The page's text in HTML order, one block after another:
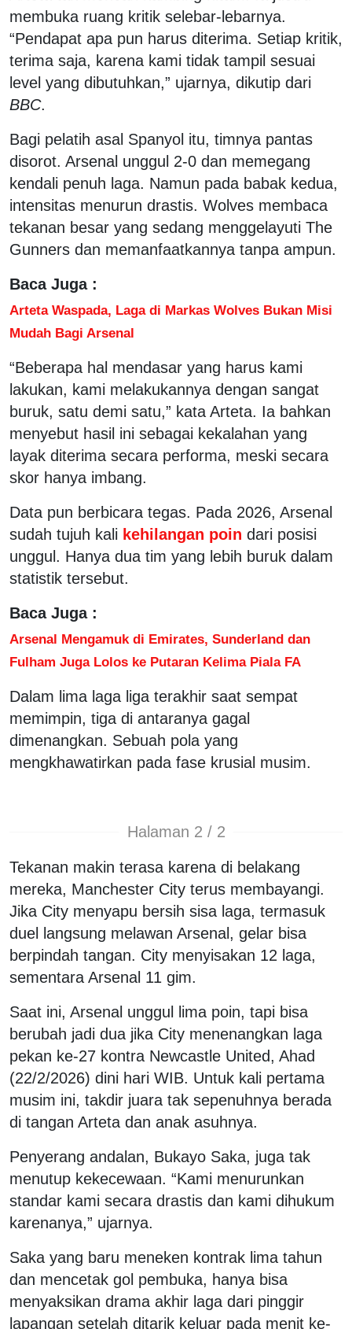
membuka ruang kritik selebar-lebarnya.
“Pendapat apa pun harus diterima. Setiap kritik,
terima saja, karena kami tidak tampil sesuai
level yang dibutuhkan,” ujarnya, dikutip dari
BBC.
Bagi pelatih asal Spanyol itu, timnya pantas
disorot. Arsenal unggul 2-0 dan memegang
kendali penuh laga. Namun pada babak kedua,
intensitas menurun drastis. Wolves membaca
tekanan besar yang sedang menggelayuti The
Gunners dan memanfaatkannya tanpa ampun.
Baca Juga :
Arteta Waspada, Laga di Markas Wolves Bukan Misi
Mudah Bagi Arsenal
“Beberapa hal mendasar yang harus kami
lakukan, kami melakukannya dengan sangat
buruk, satu demi satu,” kata Arteta. Ia bahkan
menyebut hasil ini sebagai kekalahan yang
layak diterima secara performa, meski secara
skor hanya imbang.
Data pun berbicara tegas. Pada 2026, Arsenal
sudah tujuh kali kehilangan poin dari posisi
unggul. Hanya dua tim yang lebih buruk dalam
statistik tersebut.
Baca Juga :
Arsenal Mengamuk di Emirates, Sunderland dan
Fulham Juga Lolos ke Putaran Kelima Piala FA
Dalam lima laga liga terakhir saat sempat
memimpin, tiga di antaranya gagal
dimenangkan. Sebuah pola yang
mengkhawatirkan pada fase krusial musim.
Halaman 2 / 2
Tekanan makin terasa karena di belakang
mereka, Manchester City terus membayangi.
Jika City menyapu bersih sisa laga, termasuk
duel langsung melawan Arsenal, gelar bisa
berpindah tangan. City menyisakan 12 laga,
sementara Arsenal 11 gim.
Saat ini, Arsenal unggul lima poin, tapi bisa
berubah jadi dua jika City menenangkan laga
pekan ke-27 kontra Newcastle United, Ahad
(22/2/2026) dini hari WIB. Untuk kali pertama
musim ini, takdir juara tak sepenuhnya berada
di tangan Arteta dan anak asuhnya.
Penyerang andalan, Bukayo Saka, juga tak
menutup kekecewaan. “Kami menurunkan
standar kami secara drastis dan kami dihukum
karenanya,” ujarnya.
Saka yang baru meneken kontrak lima tahun
dan mencetak gol pembuka, hanya bisa
menyaksikan drama akhir laga dari pinggir
lapangan setelah ditarik keluar pada menit ke-